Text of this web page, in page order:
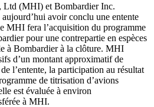
Ltd (MHI) et Bombardier Inc.
avoir conclu une entente
MHI fera l’acquisition du programme
pour une contrepartie en espèces
à Bombardier à la clôture. MHI
d’un montant approximatif de
l’entente, la participation au résultat
de titrisation d’avions
est évaluée à environ
à MHI.